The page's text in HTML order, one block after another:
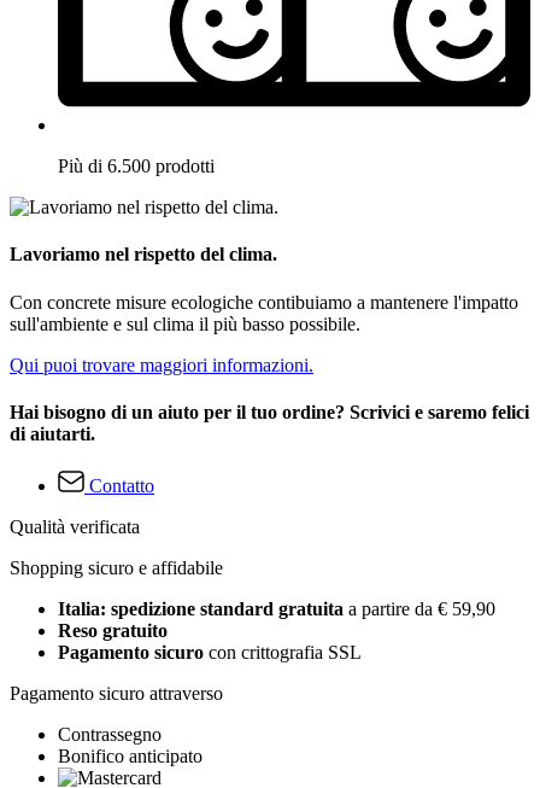
Più di 6.500 prodotti
Lavoriamo nel rispetto del clima.
Con concrete misure ecologiche contibuiamo a mantenere l'impatto
sull'ambiente e sul clima il più basso possibile.
Qui puoi trovare maggiori informazioni.
Hai bisogno di un aiuto per il tuo ordine? Scrivici e saremo felici
di aiutarti.
Contatto
Qualità verificata
Shopping sicuro e affidabile
Italia: spedizione standard gratuita a partire da € 59,90
Reso gratuito
Pagamento sicuro con crittografia SSL
Pagamento sicuro attraverso
Contrassegno
Bonifico anticipato